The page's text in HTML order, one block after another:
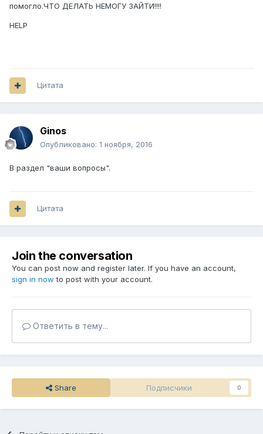
помогло.ЧТО ДЕЛАТЬ НЕМОГУ ЗАЙТИ!!!!
HELP
Цитата
Ginos
Опубликовано: 1 ноября, 2016
В раздел "ваши вопросы".
Цитата
Join the conversation
You can post now and register later. If you have an account,
sign in now to post with your account.
Ответить в тему...
Share Подписчики 0